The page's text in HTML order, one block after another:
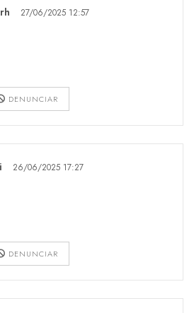
27/06/2025 12:57
DENUNCIAR
26/06/2025 17:27
DENUNCIAR